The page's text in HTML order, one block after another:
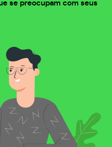
se preocupam com seus